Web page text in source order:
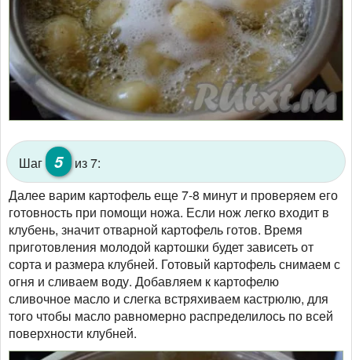
Шаг 5
из 7:
Далее варим картофель еще 7-8 минут и проверяем его
готовность при помощи ножа. Если нож легко входит в
клубень, значит отварной картофель готов. Время
приготовления молодой картошки будет зависеть от
сорта и размера клубней. Готовый картофель снимаем с
огня и сливаем воду. Добавляем к картофелю
сливочное масло и слегка встряхиваем кастрюлю, для
того чтобы масло равномерно распределилось по всей
поверхности клубней.